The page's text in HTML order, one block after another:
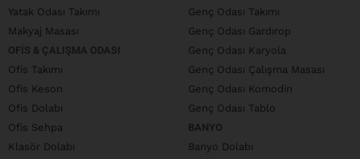
Yatak Odası Takımı
Makyaj Masası
OFIS & ÇALIŞMA ODASI
Ofis Takımı
Ofis Keson
Ofis Dolabı
Ofis Sehpa
Klasör Dolabı
Genç Odası Takımı
Genç Odası Gardırop
Genç Odası Karyola
Genç Odası Çalışma Masası
Genç Odası Komodin
Genç Odası Tablo
BANYO
Banyo Dolabı